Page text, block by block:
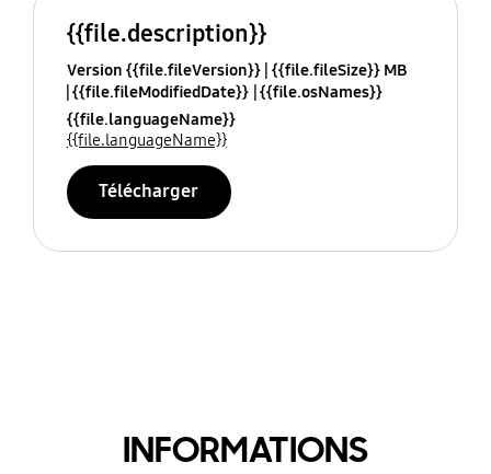
{{file.description}}
Version {{file.fileVersion}} {{file.fileSize}} MB
{{file.fileModifiedDate}} {{file.osNames}}
{{file.languageName}}
{{file.languageName}}
Télécharger
INFORMATIONS